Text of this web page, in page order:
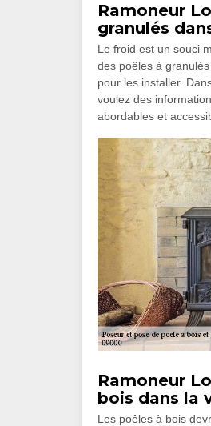
Ramoneur
granulés
Le froid est un souci
des poêles à
pour les installer.
voulez des
abordables et
Ramoneur
bois dans la
Les poêles à bois